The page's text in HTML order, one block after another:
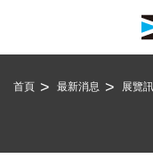
首頁 最新消息 展覽